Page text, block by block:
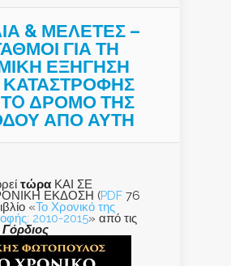
& ΜΕΛΕΤΕΣ –
ΓΙΑ ΤΗ
ΕΞΗΓΗΣΗ
ΚΑΤΑΣΤΡΟΦΗΣ
ΤO ΔΡΟΜΟ ΤΗΣ
ΑΠΟ ΑΥΤΗ
τώρα ΚΑΙ ΣΕ
ΕΚΔΟΣΗ (PDF 76
«Το Χρονικό της
2010-2015» από τις
Γόρδιος